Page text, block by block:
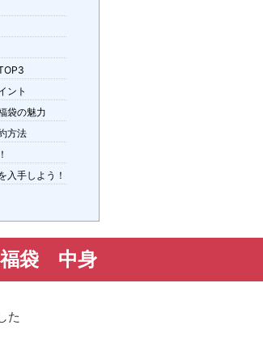
ント
袋の魅力
方法
入手しよう！
福袋 中身
た